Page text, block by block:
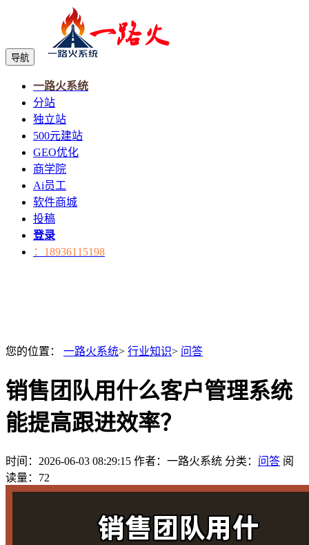
导航
一路火系统
分站
独立站
500元建站
GEO优化
商学院
Ai员工
软件商城
投稿
登录
：18936115198
您的位置： 一路火系统> 行业知识> 问答
销售团队用什么客户管理系统
能提高跟进效率？
时间： 2026-06-03 08:29:15 作者：一路火系统 分类： 问答 阅
读量：72